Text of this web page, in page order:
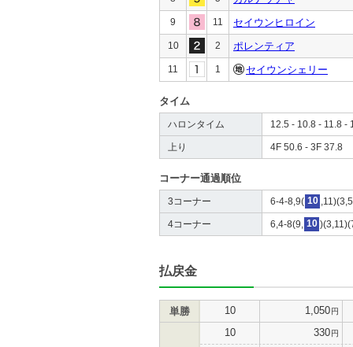
9 11 セイウンヒロイン
10 2 ポレンティア
11 1 セイウンシェリー
タイム
ハロンタイム 12.5 - 10.8 - 11.8 -
上り 4F 50.6 - 3F 37.8
コーナー通過順位
3コーナー 6-4-8,9( 10
4コーナー 6,4-8(9, 10
払戻金
単勝 10 1,050円
10 330円